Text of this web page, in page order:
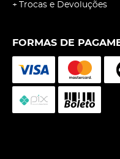
Trocas e Devoluções
FORMAS DE